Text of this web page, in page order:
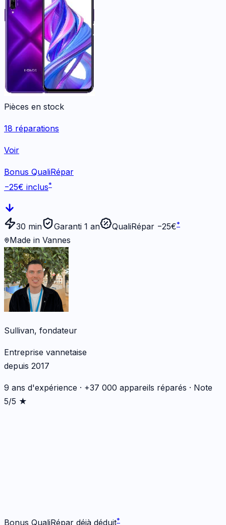
Pièces en stock
18 réparations
Voir
Bonus QualiRépar
−25€ inclus*
30 min Garanti 1 an QualiRépar −25€*
Made in Vannes
Sullivan, fondateur
Entreprise vannetaise
depuis 2017
9 ans d'expérience · +37 000 appareils réparés · Note
5/5 ★
Bonus QualiRépar déjà déduit*